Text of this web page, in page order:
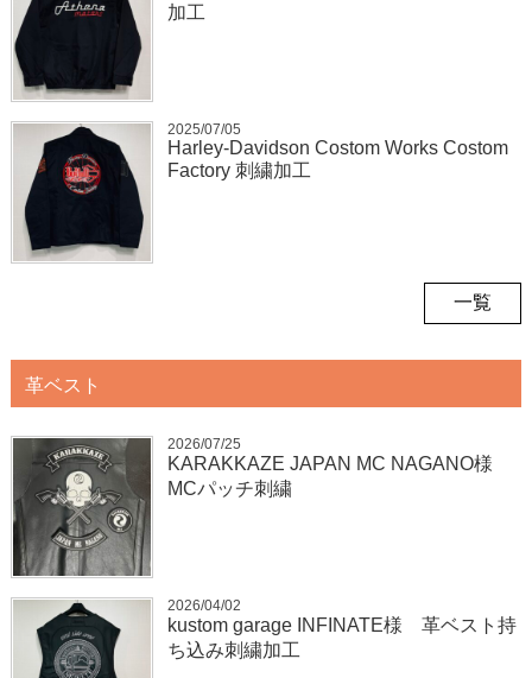
加工
2025/07/05
Harley-Davidson Costom Works Costom
Factory 刺繍加工
一覧
革ベスト
2026/07/25
KARAKKAZE JAPAN MC NAGANO様
MCパッチ刺繍
2026/04/02
kustom garage INFINATE様 革ベスト持
ち込み刺繍加工